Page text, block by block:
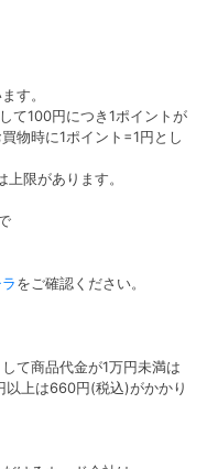
す。
て100円につき1ポイントが
物時に1ポイント=1円とし
限があります。
をご確認ください。
て商品代金が1万円未満は
上は660円(税込)がかかり